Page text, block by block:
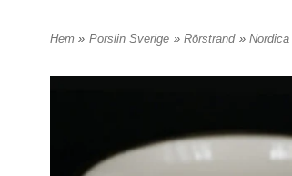
Hem » Porslin Sverige » Rörstrand » Nordica